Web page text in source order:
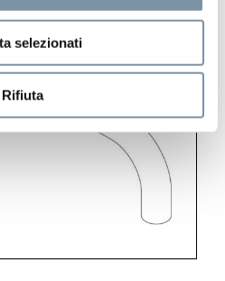
selezionati
Rifiuta